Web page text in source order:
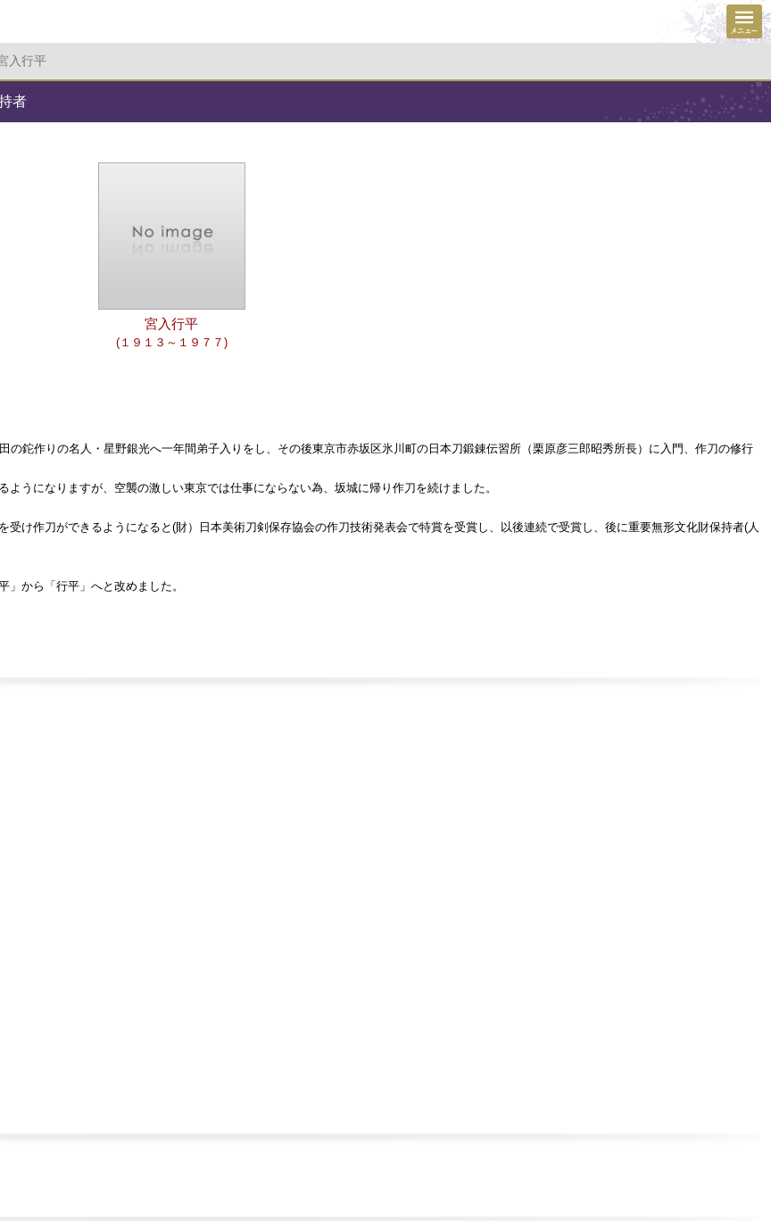
入行平
者
宮入行平
(１９１３～１９７７)
鉈作りの名人・星野銀光へ一年間弟子入りをし、その後東京市赤坂区氷川町の日本刀鍛錬伝習所（栗原彦三郎昭秀所長）に入門、作刀の修行
うになりますが、空襲の激しい東京では仕事にならない為、坂城に帰り作刀を続けました。
け作刀ができるようになると(財）日本美術刀剣保存協会の作刀技術発表会で特賞を受賞し、以後連続で受賞し、後に重要無形文化財保持者(人
から「行平」へと改めました。